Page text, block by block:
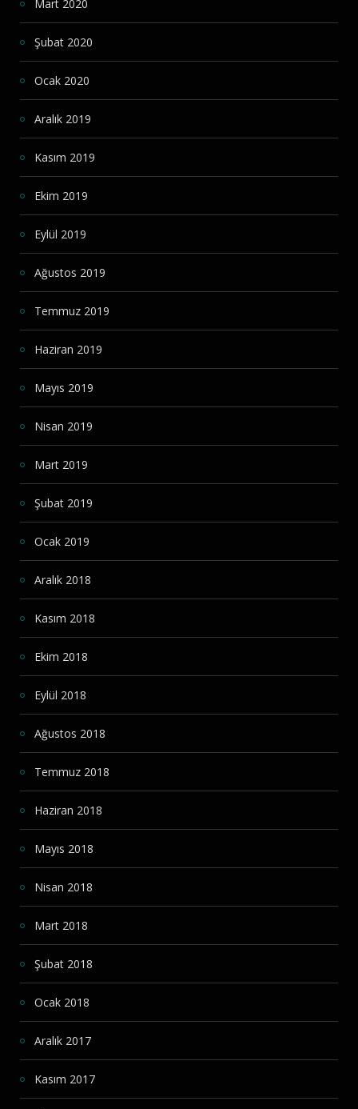
Mart 2020
Şubat 2020
Ocak 2020
Aralık 2019
Kasım 2019
Ekim 2019
Eylül 2019
Ağustos 2019
Temmuz 2019
Haziran 2019
Mayıs 2019
Nisan 2019
Mart 2019
Şubat 2019
Ocak 2019
Aralık 2018
Kasım 2018
Ekim 2018
Eylül 2018
Ağustos 2018
Temmuz 2018
Haziran 2018
Mayıs 2018
Nisan 2018
Mart 2018
Şubat 2018
Ocak 2018
Aralık 2017
Kasım 2017